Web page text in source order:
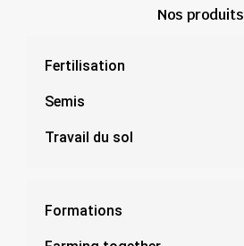
Nos produits
Fertilisation
Semis
Travail du sol
Formations